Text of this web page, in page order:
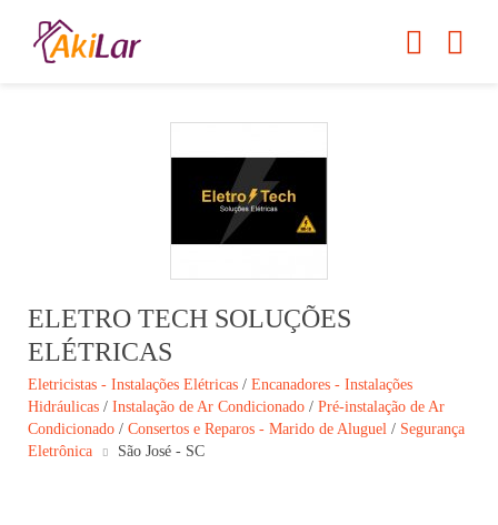
ELETRO TECH SOLUÇÕES
ELÉTRICAS
Eletricistas - Instalações Elétricas / Encanadores - Instalações
Hidráulicas / Instalação de Ar Condicionado / Pré-instalação de Ar
Condicionado / Consertos e Reparos - Marido de Aluguel / Segurança
Eletrônica
São José - SC